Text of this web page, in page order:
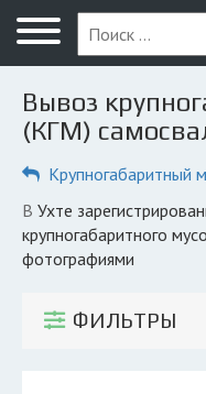
Главная
Вопрос юристу
Вывоз
Обеззараживание
Вывоз
(КГМ)
Крупногабаритный
в Ухте зарегистрированы 3 компании по вывозу
крупногабаритного
фотографиями
ФИЛЬТРЫ